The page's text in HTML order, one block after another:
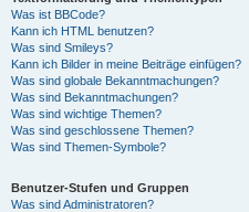
Was ist BBCode?
Kann ich HTML benutzen?
Was sind Smileys?
Kann ich Bilder in meine Beiträge einfügen?
Was sind globale Bekanntmachungen?
Was sind Bekanntmachungen?
Was sind wichtige Themen?
Was sind geschlossene Themen?
Was sind Themen-Symbole?
Benutzer-Stufen und Gruppen
Was sind Administratoren?